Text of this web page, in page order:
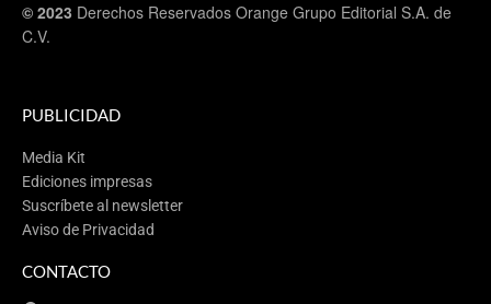
© 2023 Derechos Reservados Orange Grupo Editorial S.A. de
C.V.
PUBLICIDAD
Media Kit
Ediciones impresas
Suscríbete al newsletter
Aviso de Privacidad
CONTACTO